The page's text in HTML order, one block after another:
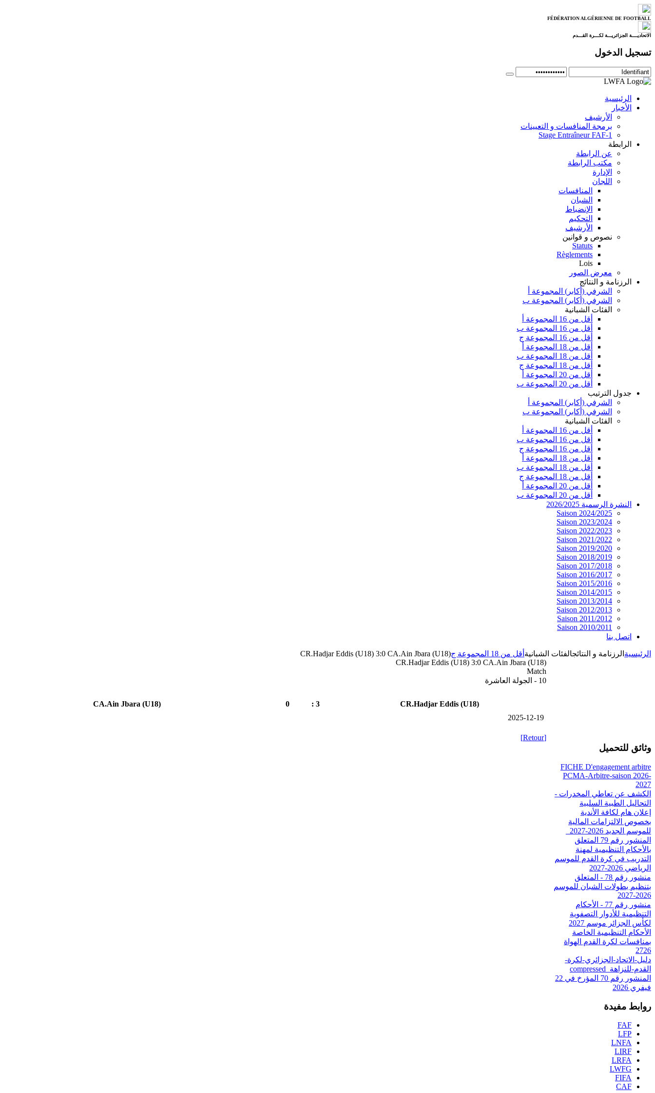
FÉDÉRATION ALGÉRIENNE DE FOOTBALL
الاتحاديــــة الجزائريـــة لكـــرة القـــدم
تسجيل الدخول
الرئيسية
الأخبار
الأرشيف
برمجة المنافسات و التعيينات
Stage Entraîneur FAF-1
الرابطة
عن الرابطة
مكتب الرابطة
الإدارة
اللجان
المنافسات
الشبان
الإنضباط
التحكيم
الأرشيف
نصوص و قوانين
Statuts
Règlements
Lois
معرض الصور
الرزنامة و النتائج
الشرفي (أكابر) المجموعة أ
الشرفي (أكابر) المجموعة ب
الفئات الشبانية
أقل من 16 المجموعة أ
أقل من 16 المجموعة ب
أقل من 16 المجموعة ج
أقل من 18 المجموعة أ
أقل من 18 المجموعة ب
أقل من 18 المجموعة ج
أقل من 20 المجموعة أ
أقل من 20 المجموعة ب
جدول الترتيب
الشرفي (أكابر) المجموعة أ
الشرفي (أكابر) المجموعة ب
الفئات الشبانية
أقل من 16 المجموعة أ
أقل من 16 المجموعة ب
أقل من 16 المجموعة ج
أقل من 18 المجموعة أ
أقل من 18 المجموعة ب
أقل من 18 المجموعة ج
أقل من 20 المجموعة أ
أقل من 20 المجموعة ب
النشرة الرسمية 2026/2025
Saison 2024/2025
Saison 2023/2024
Saison 2022/2023
Saison 2021/2022
Saison 2019/2020
Saison 2018/2019
Saison 2017/2018
Saison 2016/2017
Saison 2015/2016
Saison 2014/2015
Saison 2013/2014
Saison 2012/2013
Saison 2011/2012
Saison 2010/2011
اتصل بنا
الرئيسية الرزنامة و النتائجالفئات الشبانية أقل من 18 المجموعة ج
CR.Hadjar Eddis (U18) 3:0 CA.Ain Jbara (U18)
CR.Hadjar Eddis (U18) 3:0 CA.Ain Jbara (U18)
Match
10 - الجولة العاشرة
CR.Hadjar Eddis (U18)
3 :
0
CA.Ain Jbara (U18)
2025-12-19
[Retour]
وثائق للتحميل
FICHE D'engagement arbitre
PCMA-Arbitre-saison 2026-
2027
الكشف عن تعاطي المخدرات -
التحاليل الطبية السلبية
إعلان هام لكافة الأندية
بخصوص الالتزامات المالية
للموسم الجديد 2026-2027_
المنشور رقم 79 المتعلق
بالأحكام التنظيمية لمهنة
التدريب في كرة القدم للموسم
الرياضي 2026-2027
منشور رقم 78 - المتعلق
بتنظيم بطولات الشبان للموسم
2026-2027
منشور رقم 77 - الأحكام
التنظيمية للأدوار التصفوية
لكأس الجزائر موسم 2027
الأحكام التنظيمية الخاصة
بمنافسات لكرة القدم الهواة
2726
دليل-الاتحاد-الجزائري-لكرة-
القدم-للنزاهة_compressed
المنشور رقم 70 المؤرخ في 22
فيفري 2026
روابط مفيدة
FAF
LFP
LNFA
LIRF
LRFA
LWFG
FIFA
CAF